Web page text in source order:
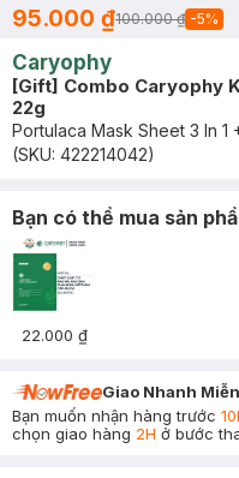
95.000 ₫100.000 ₫ -5%
Caryophy
[Gift] Combo Caryophy
22g
Portulaca Mask Sheet 3 In 1
(SKU: 422214042)
Bạn có thể mua sản
22.000 ₫
Giao Nhanh
Bạn muốn nhận hàng trước
chọn giao hàng 2H ở bước